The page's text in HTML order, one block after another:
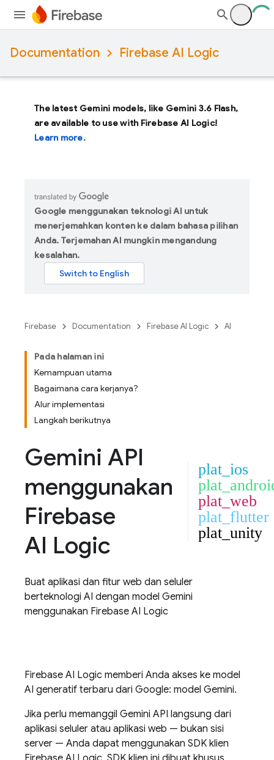
Documentation Firebase AI Logic
The latest Gemini models, like Gemini 3.6 Flash,
are available to use with Firebase AI Logic!
Learn more.
Google menggunakan teknologi AI untuk
menerjemahkan konten ke dalam bahasa pilihan
Anda. Terjemahan AI mungkin mengandung
kesalahan.
Firebase Documentation Firebase AI Logic AI
Pada halaman ini
Kemampuan utama
Bagaimana cara kerjanya?
Alur implementasi
Langkah berikutnya
Gemini API
menggunakan
Firebase
AI Logic
plat_ios
plat_web
plat_flutter
plat_unity
Buat aplikasi dan fitur web dan seluler
berteknologi AI dengan model Gemini
menggunakan Firebase AI Logic
Firebase AI Logic memberi Anda akses ke model
AI generatif terbaru dari Google: model Gemini.
Jika perlu memanggil Gemini API langsung dari
aplikasi seluler atau aplikasi web — bukan sisi
server — Anda dapat menggunakan SDK klien